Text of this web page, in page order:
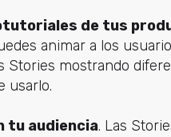
de tus
animar a los
Stories mostrando
usarlo.
tu audiencia. Las